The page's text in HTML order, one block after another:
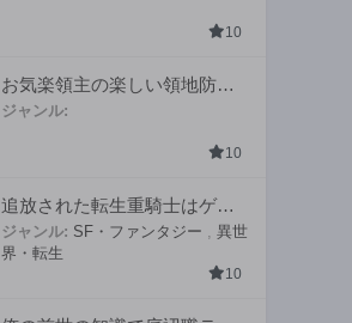
10
お気楽領主の楽しい領地防衛
〜生産系魔術で名もなき村を
ジャンル:
10
追放された転生重騎士はゲー
ム知識で無双する
ジャンル: SF・ファンタジー
異世
界・転生
10